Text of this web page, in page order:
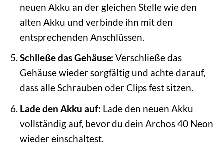
neuen Akku an der gleichen Stelle wie den
alten Akku und verbinde ihn mit den
entsprechenden Anschlüssen.
Schließe das Gehäuse: Verschließe das
Gehäuse wieder sorgfältig und achte darauf,
dass alle Schrauben oder Clips fest sitzen.
Lade den Akku auf: Lade den neuen Akku
vollständig auf, bevor du dein Archos 40 Neon
wieder einschaltest.